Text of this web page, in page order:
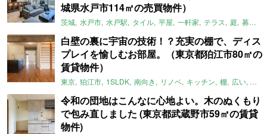
城県水戸市114㎡の売買物件）
茨城 水戸市 水戸駅 タイル 平屋 一軒家 テラス 庭 募集中
白壁の裏に宇宙の技術！？充実の棚で、ディス
プレイを愉しむお部屋。（東京都狛江市80㎡の
賃貸物件）
東京 狛江市 1SLDK 南向き リノベ キッチン 棚 広い ガイ
令和の団地はこんなに心地よい。木のぬくもり
で包み直しました (東京都武蔵野市59㎡の賃貸
物件)